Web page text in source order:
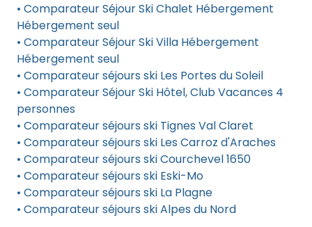
• Comparateur Séjour Ski Chalet Hébergement
Hébergement seul
• Comparateur Séjour Ski Villa Hébergement
Hébergement seul
• Comparateur séjours ski Les Portes du Soleil
• Comparateur Séjour Ski Hôtel, Club Vacances 4
personnes
• Comparateur séjours ski Tignes Val Claret
• Comparateur séjours ski Les Carroz d'Araches
• Comparateur séjours ski Courchevel 1650
• Comparateur séjours ski Eski-Mo
• Comparateur séjours ski La Plagne
• Comparateur séjours ski Alpes du Nord